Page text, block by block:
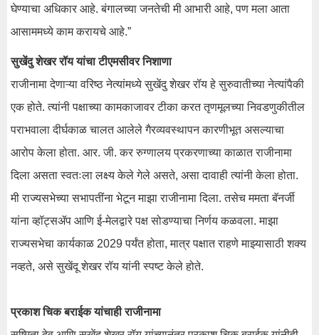
घेण्याचा अधिकार आहे. बंगालच्या जनतेची मी आभारी आहे, पण मला आता
आसाममध्ये काम करायचे आहे.”
सुखेंदु शेखर रॉय यांचा टीएमसीवर निशाणा
राजीनामा देणाऱ्या वरिष्ठ नेत्यांमध्ये सुखेंदु शेखर रॉय हे सुरुवातीच्या नेत्यांपैकी
एक होते. त्यांनी पक्षाच्या कामकाजावर टीका करत तृणमूलच्या निवडणुकीतील
पराभवाला दीर्घकाळ चालत आलेले गैरव्यवस्थापन कारणीभूत असल्याचा
आरोप केला होता. आर. जी. कर रुग्णालय प्रकरणाच्या काळात राजीनामा
दिला असता स्वतःला लक्ष्य केले गेले असते, असा दावाही त्यांनी केला होता.
मी राज्यसभेच्या सभापतींना भेटून माझा राजीनामा दिला. तसेच ममता बॅनर्जी
यांना व्हॉट्सॲप आणि ई-मेलद्वारे पक्ष सोडण्याचा निर्णय कळवला. माझा
राज्यसभेचा कार्यकाळ 2029 पर्यंत होता, मात्र पक्षात राहणे माझ्यासाठी शक्य
नव्हते, असे सुखेंदू शेखर रॉय यांनी स्पष्ट केले होते.
प्रकाश चिक बराईक यांचाही राजीनामा